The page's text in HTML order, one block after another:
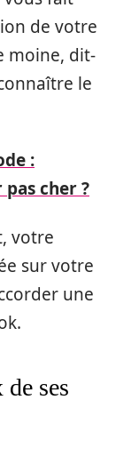
de votre
moine, dit-
le
:
cher ?
votre
sur votre
une
ses